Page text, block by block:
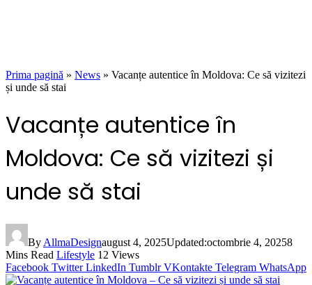
Prima pagină » News » Vacanțe autentice în Moldova: Ce să vizitezi
și unde să stai
Vacanțe autentice în
Moldova: Ce să vizitezi și
unde să stai
By AllmaDesignaugust 4, 2025Updated:octombrie 4, 20258
Mins Read Lifestyle 12 Views
Facebook Twitter LinkedIn Tumblr VKontakte Telegram WhatsApp